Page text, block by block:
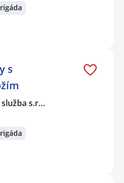
s
s.r…